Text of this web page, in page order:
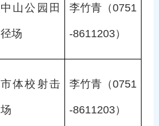
中山公园田
径场
李竹青（0751
-8611203）
市体校射击
场
李竹青（0751
-8611203）